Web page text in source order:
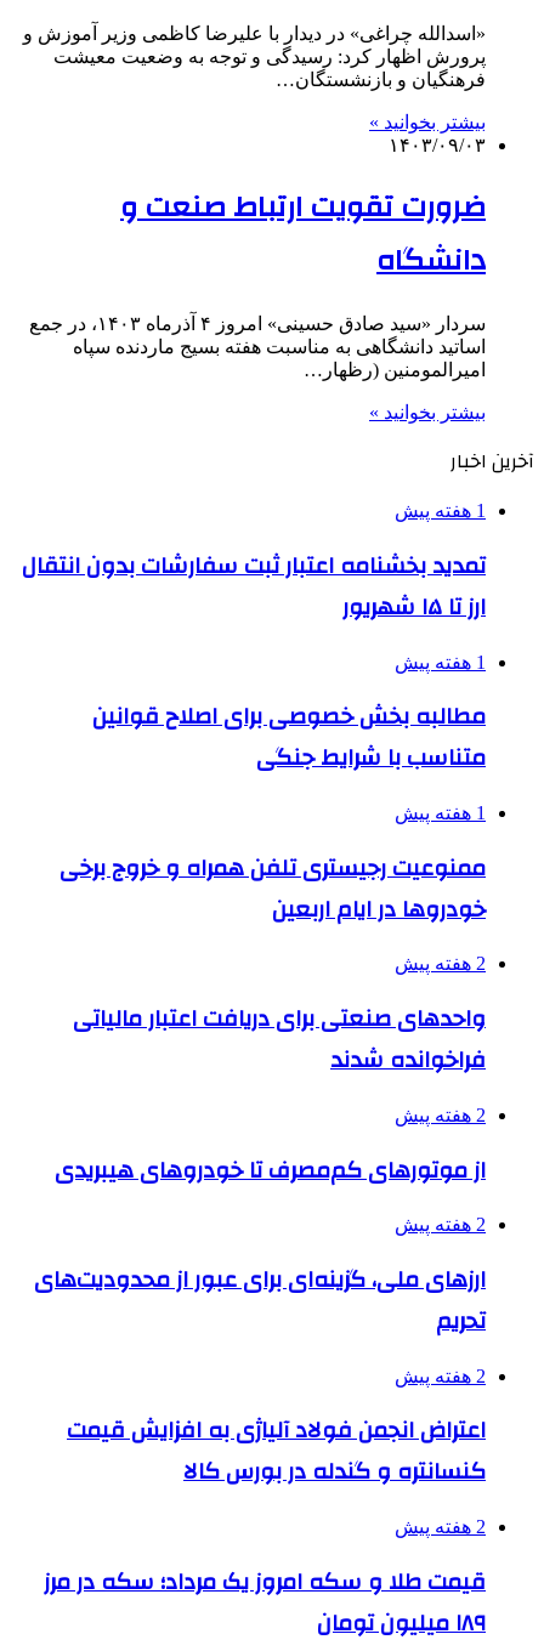
«اسدالله چراغی» در دیدار با علیرضا کاظمی وزیر آموزش و
پرورش اظهار کرد: رسیدگی و توجه به وضعیت معیشت
فرهنگیان و بازنشستگان…
بیشتر بخوانید »
۱۴۰۳/۰۹/۰۳
ضرورت تقویت ارتباط صنعت و
دانشگاه
سردار «سید صادق حسینی» امروز ۴ آذرماه ۱۴۰۳، در جمع
اساتید دانشگاهی به مناسبت هفته بسیج ماردنده سپاه
امیرالمومنین (رظهار…
بیشتر بخوانید »
آخرین اخبار
1 هفته پیش
تمدید بخشنامه اعتبار ثبت سفارشات بدون انتقال
ارز تا ۱۵ شهریور
1 هفته پیش
مطالبه بخش خصوصی برای اصلاح قوانین
متناسب با شرایط جنگی
1 هفته پیش
ممنوعیت رجیستری تلفن همراه و خروج برخی
خودروها در ایام اربعین
2 هفته پیش
واحدهای صنعتی برای دریافت اعتبار مالیاتی
فراخوانده شدند
2 هفته پیش
از موتورهای کم‌مصرف تا خودروهای هیبریدی
2 هفته پیش
ارزهای ملی، گزینه‌ای برای عبور از محدودیت‌های
تحریم
2 هفته پیش
اعتراض انجمن فولاد آلیاژی به افزایش قیمت
کنسانتره و گندله در بورس کالا
2 هفته پیش
قیمت طلا و سکه امروز یک مرداد؛ سکه در مرز
۱۸۹ میلیون تومان